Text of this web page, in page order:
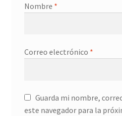
Nombre *
Correo electrónico *
Guarda mi nombre,
este navegador para la